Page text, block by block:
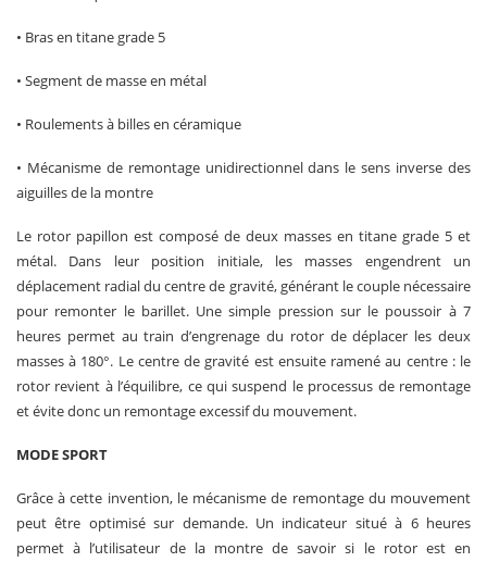
• Bras en titane grade 5
• Segment de masse en métal
• Roulements à billes en céramique
• Mécanisme de remontage unidirectionnel dans le sens inverse des
aiguilles de la montre
Le rotor papillon est composé de deux masses en titane grade 5 et
métal. Dans leur position initiale, les masses engendrent un
déplacement radial du centre de gravité, générant le couple nécessaire
pour remonter le barillet. Une simple pression sur le poussoir à 7
heures permet au train d’engrenage du rotor de déplacer les deux
masses à 180°. Le centre de gravité est ensuite ramené au centre : le
rotor revient à l’équilibre, ce qui suspend le processus de remontage
et évite donc un remontage excessif du mouvement.
MODE SPORT
Grâce à cette invention, le mécanisme de remontage du mouvement
peut être optimisé sur demande. Un indicateur situé à 6 heures
permet à l’utilisateur de la montre de savoir si le rotor est en